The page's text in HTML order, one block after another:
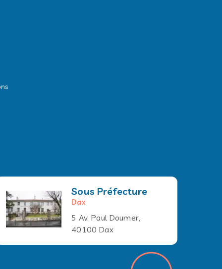
Sous Préfecture
Dax
5 Av. Paul Doumer,
40100 Dax